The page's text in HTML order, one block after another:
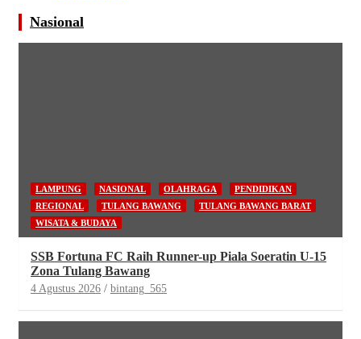
Nasional
LAMPUNG NASIONAL OLAHRAGA
PENDIDIKAN
REGIONAL
TULANG BAWANG
TULANG BAWANG BARAT
WISATA & BUDAYA
SSB Fortuna FC Raih Runner-up Piala Soeratin U-15
Zona Tulang Bawang
4 Agustus 2026 bintang_565